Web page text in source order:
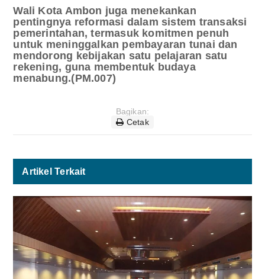
Wali Kota Ambon juga menekankan
pentingnya reformasi dalam sistem transaksi
pemerintahan, termasuk komitmen penuh
untuk meninggalkan pembayaran tunai dan
mendorong kebijakan satu pelajaran satu
rekening, guna membentuk budaya
menabung.(PM.007)
Bagikan:
Cetak
Artikel Terkait